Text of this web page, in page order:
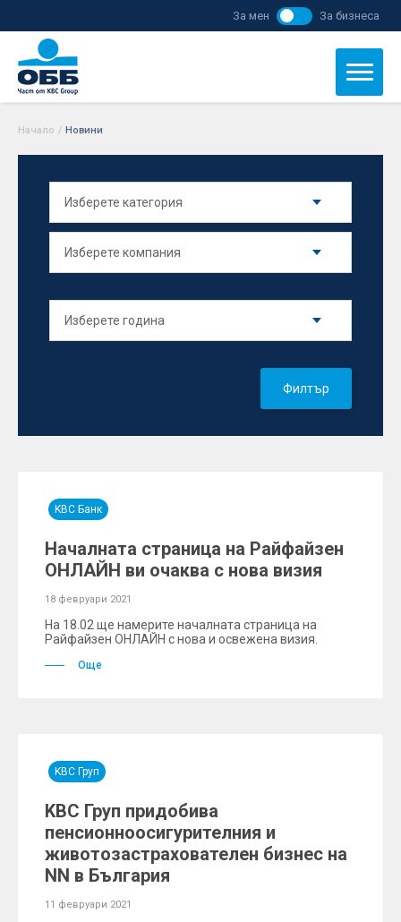
За мен За бизнеса
Начало / Новини
Филтър
KBC Банк
Началната страница на Райфайзен
ОНЛАЙН ви очаква с нова визия
18 февруари 2021
На 18.02 ще намерите началната страница на
Райфайзен ОНЛАЙН с нова и освежена визия.
Още
KBC Груп
KBC Груп придобива
пенсионноосигурителния и
животозастрахователен бизнес на
NN в България
11 февруари 2021